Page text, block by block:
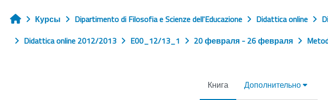
Главная
Курсы Dipartimento di Filosofia e Scienze dell'Educazione Didattica online
Didattica online 2012/2013
E00_12/13_1 20 февраля - 26 февраля
Книга Дополнительно